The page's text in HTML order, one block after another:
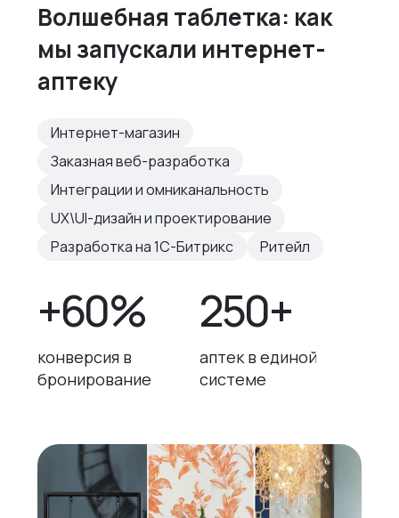
Волшебная таблетка: как
мы запускали интернет-
аптеку
Интернет-магазин
Заказная веб-разработка
Интеграции и омниканальность
UX\UI-дизайн и проектирование
Разработка на 1С-Битрикс
Ритейл
+60%
конверсия в
бронирование
250+
аптек в единой
системе